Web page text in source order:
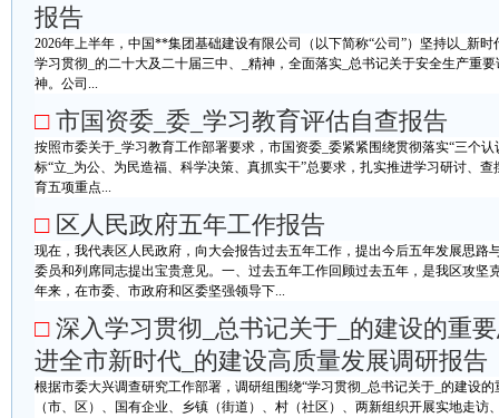
报告
2026年上半年，中国**集团基础建设有限公司（以下简称“公司”）坚持以_新
学习贯彻_的二十大及二十届三中、_精神，全面落实_总书记关于安全生产重
神。公司...
□ 市国资委_委_学习教育评估自查报告
按照市委关于_学习教育工作部署要求，市国资委_委紧紧围绕贯彻落实“三个
标“立_为公、为民造福、科学决策、真抓实干”总要求，扎实推进学习研讨、
育五项重点...
□ 区人民政府五年工作报告
现在，我代表区人民政府，向大会报告过去五年工作，提出今后五年发展思路
委员和列席同志提出宝贵意见。一、过去五年工作回顾过去五年，是我区攻坚
年来，在市委、市政府和区委坚强领导下...
□ 深入学习贯彻_总书记关于_的建设的重
进全市新时代_的建设高质量发展调研报告
根据市委大兴调查研究工作部署，调研组围绕“学习贯彻_总书记关于_的建设
（市、区）、国有企业、乡镇（街道）、村（社区）、两新组织开展实地走